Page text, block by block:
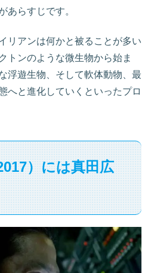
あらすじです。
リアンは何かと被ることが多い
トンのような微生物から始ま
浮遊生物、そして軟体動物、最
へと進化していくといったプロ
）には真田広